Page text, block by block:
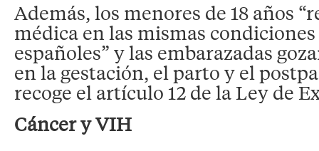
Además, los menores de 18 años
médica en las mismas condiciones
españoles” y las embarazadas
en la gestación, el parto y el
recoge el artículo 12 de la Ley de
Cáncer y VIH